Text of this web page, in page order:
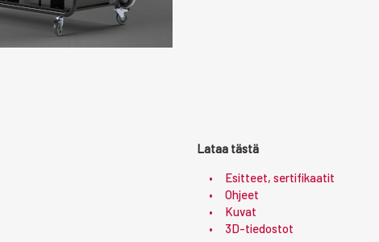
Lataa tästä
Esitteet, sertifikaatit
Ohjeet
Kuvat
3D-tiedostot